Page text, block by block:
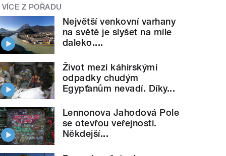
VÍCE Z POŘADU
Největší venkovní varhany
na světě je slyšet na míle
daleko....
Život mezi káhirskými
odpadky chudým
Egypťanům nevadí. Díky...
Lennonova Jahodová Pole
se otevřou veřejnosti.
Někdejší...